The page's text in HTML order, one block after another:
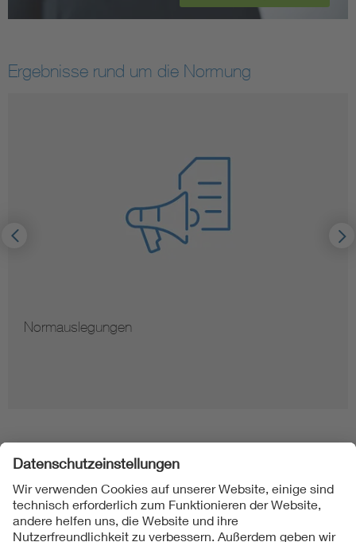
Ergebnisse rund um die Normung
Normauslegungen
Folgen Sie uns